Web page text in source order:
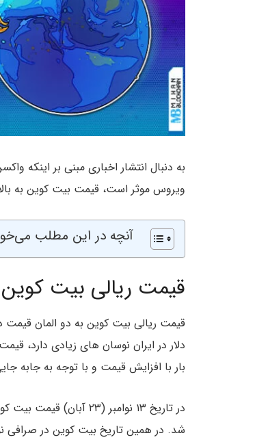
ویروس موثر است، قیمت بیت کوین به بالاترین
آنچه در این مطلب
قیمت ریالی بیت
قیمت ریالی بیت کوین به دو المان قیمت
دلار در ایران نوسان های زیادی دارد،
بار با افزایش قیمت و با توجه به جابه